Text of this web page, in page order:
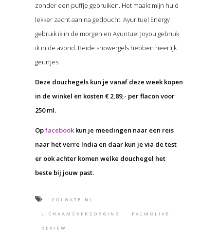
zonder een puffje gebruiken. Het maakt mijn huid
lekker zacht aan na gedoucht. Ayurituel Energy
gebruik ik in de morgen en Ayurituel Joyou gebruik
ik in de avond. Beide showergels hebben heerlijk
geurtjes.
Deze douchegels kun je vanaf deze week kopen
in de winkel en kosten € 2,89,- per flacon voor
250 ml.
Opfacebookkun je meedingen naar een reis
naar het verre India en daar kun je via de test
er ook achter komen welke douchegel het
beste bij jouw past.
COLGATE.NL
LICHAAMSVERZORGING PALMOLIVE
REVIEW